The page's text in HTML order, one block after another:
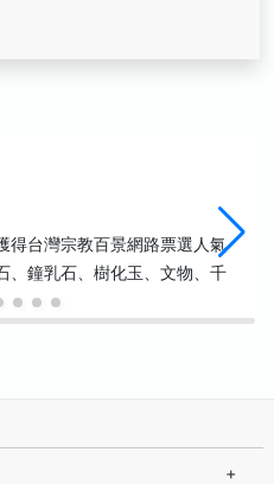
得台灣宗教百景網路票選人氣
、鐘乳石、樹化玉、文物、千